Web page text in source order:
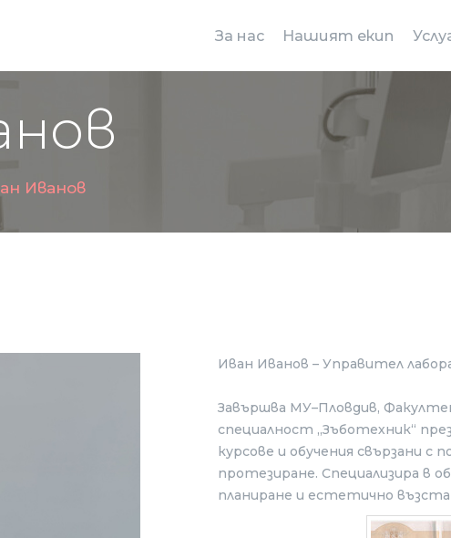
За нас Нашият екип
Иванов
ЧЗВ
Иван Иванов – Управител
Завършва МУ–Пловдив,
специалност „Зъботехник“
курсове и обучения свързани
протезиране. Специализира в
планиране и естетично